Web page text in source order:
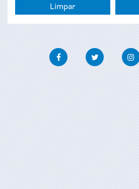
FacebookTwitter